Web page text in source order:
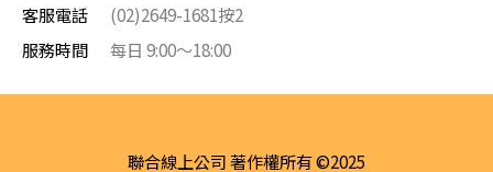
客服電話
(02)2649-1681按2
服務時間
每日 9:00～18:00
聯合線上公司 著作權所有 ©2025